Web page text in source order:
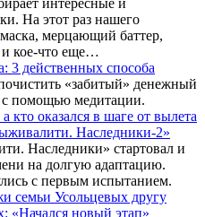
интересные и
На этот раз нашего
мерцающий баттер,
кое-что еще…
3 действенных способа
«забитый» денежный
с помощью медитации.
кто оказался в шаге от вылета
Наследники-2»
Наследники» стартовал и
на долгую адаптацию.
с первым испытанием.
семьи Усольцевых другу
«Начался новый этап»